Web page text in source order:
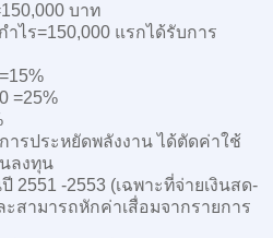
บาท
ไร=150,000 แรกได้รับการ
=25%
ารประหยัดพลังงาน ได้ตัดค่าใช้
นลงทุน
2551 -2553 (เฉพาะที่จ่ายเงินสด-
ะสามารถหักค่าเสื่อมจากรายการ